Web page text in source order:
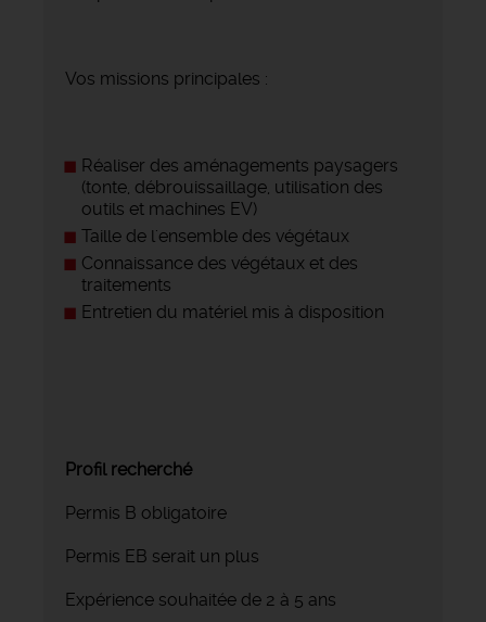
Vos missions principales :
Réaliser des aménagements paysagers
(tonte, débrouissaillage, utilisation des
outils et machines EV)
Taille de l'ensemble des végétaux
Connaissance des végétaux et des
traitements
Entretien du matériel mis à disposition
Profil recherché
Permis B obligatoire
Permis EB serait un plus
Expérience souhaitée de 2 à 5 ans